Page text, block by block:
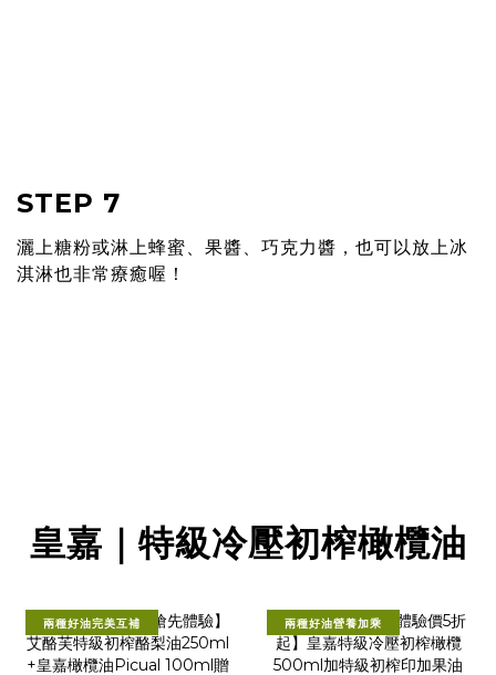
STEP 7
灑上糖粉或淋上蜂蜜、果醬、巧克⼒醬，也可以放上冰
淇淋也非常療癒喔！
皇嘉｜特級冷壓初榨橄欖油
兩種好油完美互補 兩種好油營養加乘